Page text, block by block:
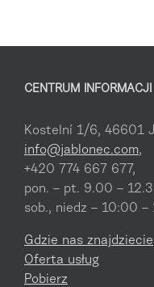
CENTRUM
Kostelní 1/6, 46601
info@jablonec.com,
+420 774 667 677,
pon. – pt. 9.00 –
sob., niedz – 10:00 –
Gdzie nas znajdziecie
Oferta usług
Pobierz